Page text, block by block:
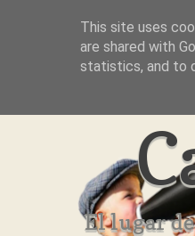
Inicio Aviso
El lugar
This site uses
are shared with
statistics, and to